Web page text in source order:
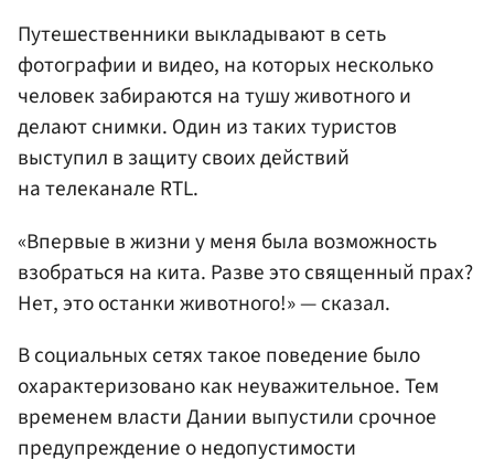
Путешественники выкладывают в сеть
фотографии и видео, на которых несколько
человек забираются на тушу животного и
делают снимки. Один из таких туристов
выступил в защиту своих действий
на телеканале RTL.
«Впервые в жизни у меня была возможность
взобраться на кита. Разве это священный прах?
Нет, это останки животного!» — сказал.
В социальных сетях такое поведение было
охарактеризовано как неуважительное. Тем
временем власти Дании выпустили срочное
предупреждение о недопустимости